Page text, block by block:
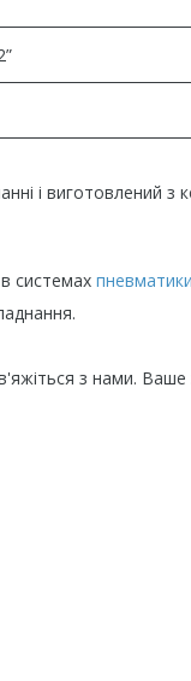
і виготовлений
системах пневматики
з нами. Ваше